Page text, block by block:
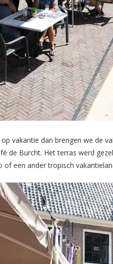
vakantie dan brengen we de
de Burcht. Het terras werd
of een ander tropisch